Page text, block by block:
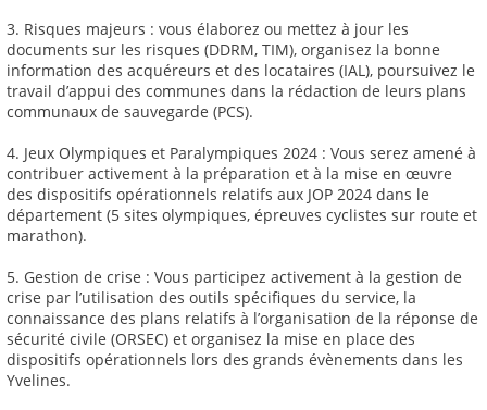
3. Risques majeurs : vous élaborez ou mettez à jour les
documents sur les risques (DDRM, TIM), organisez la bonne
information des acquéreurs et des locataires (IAL), poursuivez le
travail d’appui des communes dans la rédaction de leurs plans
communaux de sauvegarde (PCS).
4. Jeux Olympiques et Paralympiques 2024 : Vous serez amené à
contribuer activement à la préparation et à la mise en œuvre
des dispositifs opérationnels relatifs aux JOP 2024 dans le
département (5 sites olympiques, épreuves cyclistes sur route et
marathon).
5. Gestion de crise : Vous participez activement à la gestion de
crise par l’utilisation des outils spécifiques du service, la
connaissance des plans relatifs à l’organisation de la réponse de
sécurité civile (ORSEC) et organisez la mise en place des
dispositifs opérationnels lors des grands évènements dans les
Yvelines.